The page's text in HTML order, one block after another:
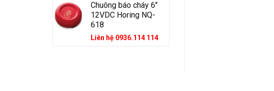
Chuông báo cháy 6″
12VDC Horing NQ-
618
Liên hệ 0936.114 114